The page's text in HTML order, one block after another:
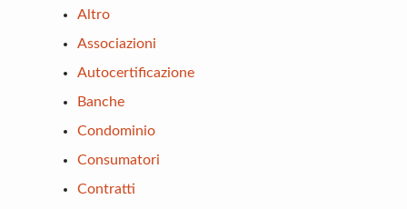
Altro
Associazioni
Autocertificazione
Banche
Condominio
Consumatori
Contratti